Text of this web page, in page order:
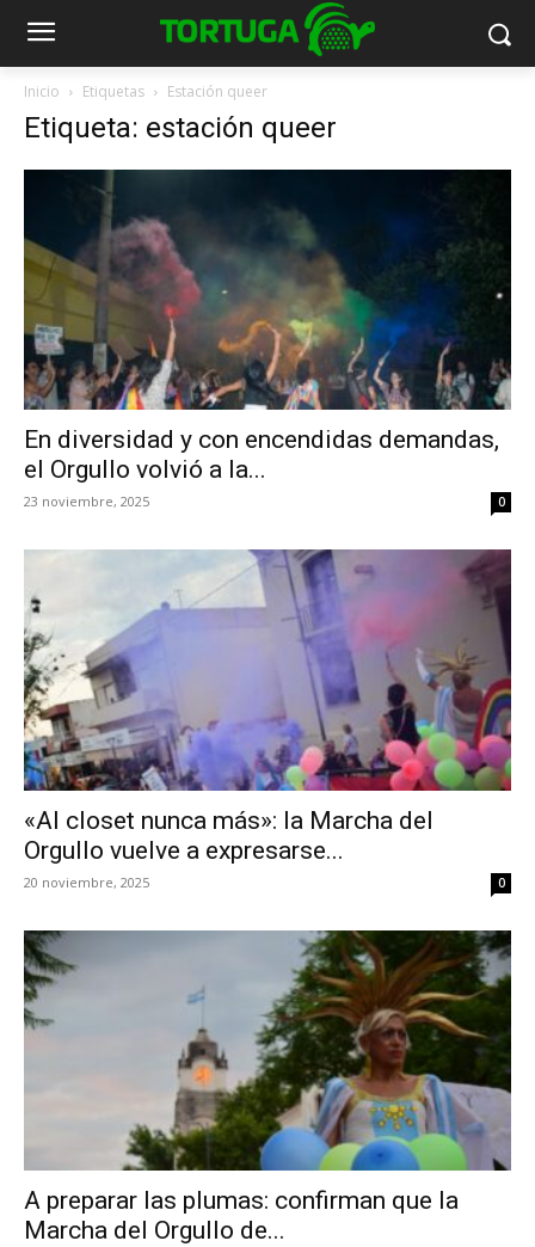
Inicio Etiquetas Estación queer
Etiqueta: estación queer
En diversidad y con encendidas demandas,
el Orgullo volvió a la...
23 noviembre, 2025 0
«Al closet nunca más»: la Marcha del
Orgullo vuelve a expresarse...
20 noviembre, 2025 0
A preparar las plumas: confirman que la
Marcha del Orgullo de...